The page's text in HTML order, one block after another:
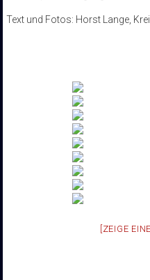
Text und Fotos: Horst Lange,
[ZEIGE